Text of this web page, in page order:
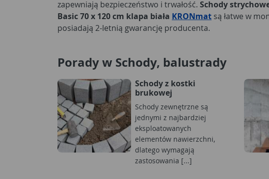
zapewniają bezpieczeństwo i trwałość. Schody
Basic 70 x 120 cm klapa biała KRONmat są łatwe w
posiadają 2-letnią gwarancję producenta.
Porady w Schody, balustrady
Schody z kostki
brukowej
Schody zewnętrzne są
jednymi z najbardziej
eksploatowanych
elementów nawierzchni,
dlatego wymagają
zastosowania [...]